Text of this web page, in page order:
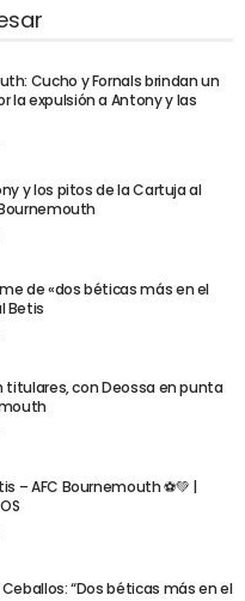
Cucho y Fornals brindan un
la expulsión a Antony y las
y los pitos de la Cartuja al
de «dos béticas más en el
Betis
titulares, con Deossa en punta
– AFC Bournemouth ⚽💚 |
“Dos béticas más en el